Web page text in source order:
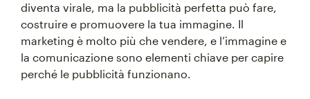
diventa virale, ma la pubblicità perfetta può fare,
costruire e promuovere la tua immagine. Il
marketing è molto più che vendere, e l’immagine e
la comunicazione sono elementi chiave per capire
perché le pubblicità funzionano.